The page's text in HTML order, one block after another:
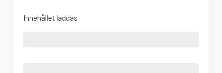
Innehållet laddas